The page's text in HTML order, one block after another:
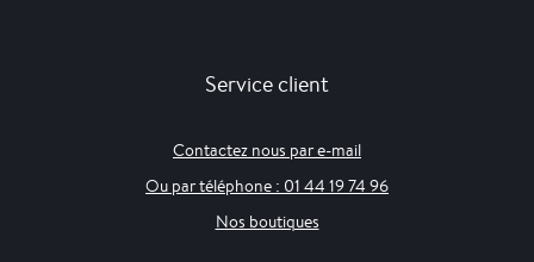
Service client
Contactez nous par e-mail
Ou par téléphone : 01 44 19 74 96
Nos boutiques